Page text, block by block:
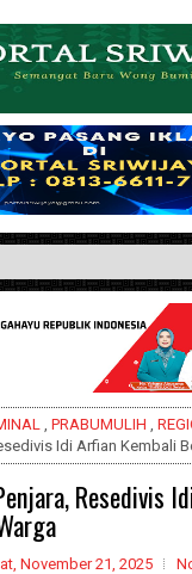
, PRABUMULIH ,
Idi Arfian Kembali
Resedivis
November 21, 2025